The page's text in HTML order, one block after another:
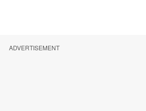
ADVERTISEMENT